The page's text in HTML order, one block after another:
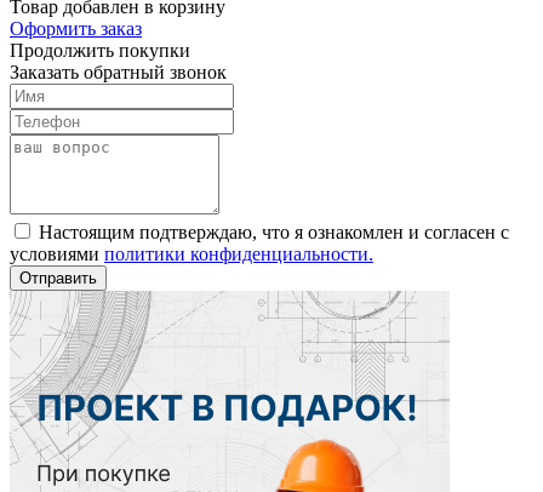
Товар добавлен в корзину
Оформить заказ
Продолжить покупки
Заказать обратный звонок
Настоящим подтверждаю, что я ознакомлен и согласен с
условиями политики конфиденциальности.
Отправить